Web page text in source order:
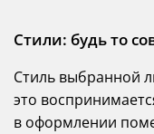
Стили: будь то
Стиль выбранной
это
в оформлении